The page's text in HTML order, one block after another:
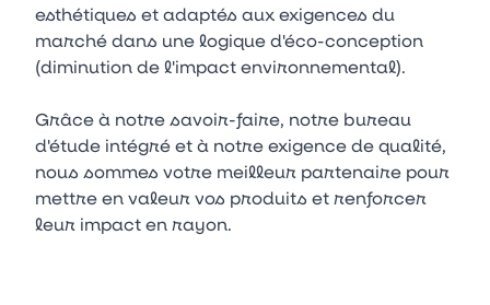
esthétiques et adaptés aux exigences du
marché dans une logique d'éco-conception
(diminution de l'impact environnemental).
Grâce à notre savoir-faire, notre bureau
d'étude intégré et à notre exigence de qualité,
nous sommes votre meilleur partenaire pour
mettre en valeur vos produits et renforcer
leur impact en rayon.